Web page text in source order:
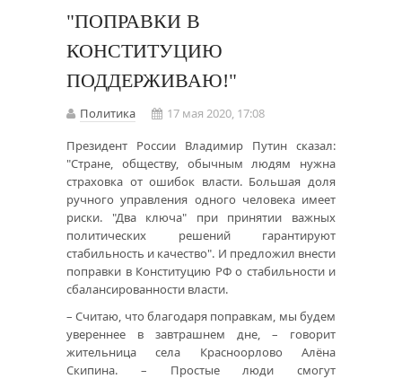
"ПОПРАВКИ В
КОНСТИТУЦИЮ
ПОДДЕРЖИВАЮ!"
Политика
17 мая 2020, 17:08
Президент России Владимир Путин сказал:
"Стране, обществу, обычным людям нужна
страховка от ошибок власти. Большая доля
ручного управления одного человека имеет
риски. "Два ключа" при принятии важных
политических решений гарантируют
стабильность и качество". И предложил внести
поправки в Конституцию РФ о стабильности и
сбалансированности власти.
– Считаю, что благодаря поправкам, мы будем
увереннее в завтрашнем дне, – говорит
жительница села Красноорлово Алёна
Скипина. – Простые люди смогут